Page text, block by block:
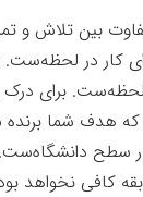
تفاوت بین تلاش و
کار در لحظه‌ست.
لحظه‌ست. برای درک
که هدف شما
سطح
کافی نخواهد